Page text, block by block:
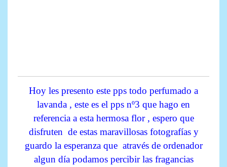
Hoy les presento este pps todo perfumado a
lavanda , este es el pps nº3 que hago en
referencia a esta hermosa flor , espero que
disfruten de estas maravillosas fotografías y
guardo la esperanza que através de ordenador
algun día podamos percibir las fragancias